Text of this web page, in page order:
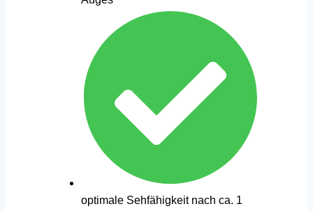
optimale Sehfähigkeit nach ca. 1